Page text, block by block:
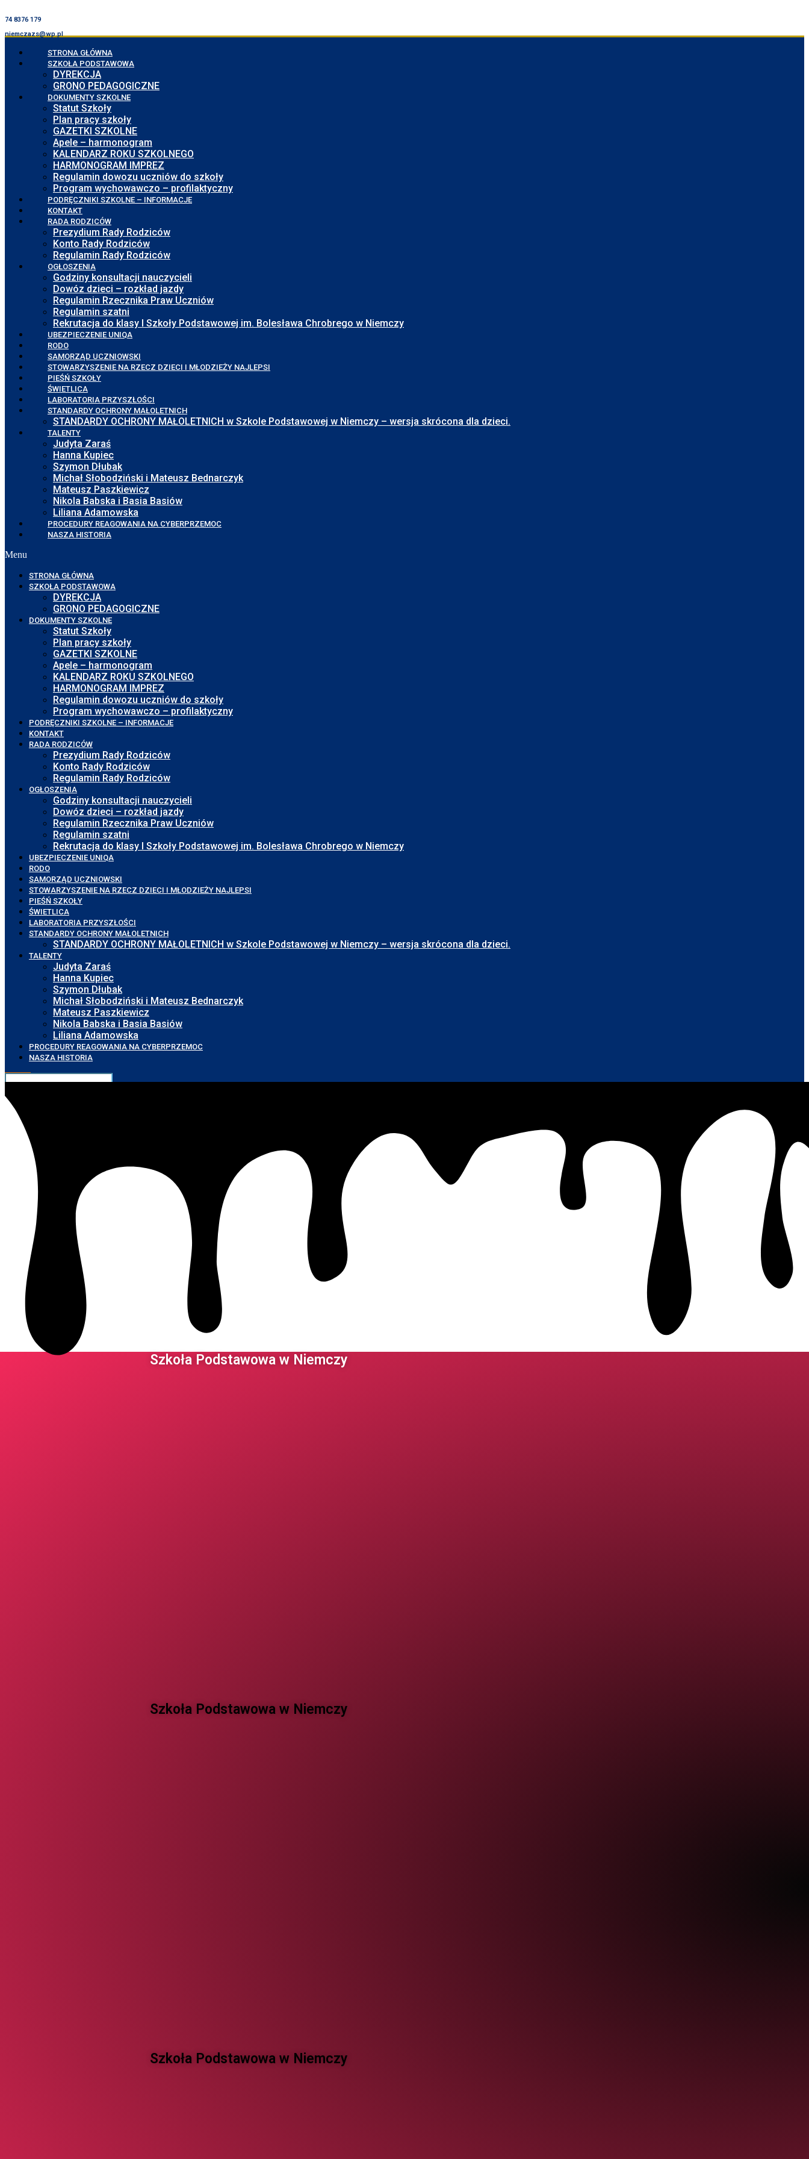
74 8376 179
niemczazs@wp.pl
STRONA GŁÓWNA
SZKOŁA PODSTAWOWA
DYREKCJA
GRONO PEDAGOGICZNE
DOKUMENTY SZKOLNE
Statut Szkoły
Plan pracy szkoły
GAZETKI SZKOLNE
Apele – harmonogram
KALENDARZ ROKU SZKOLNEGO
HARMONOGRAM IMPREZ
Regulamin dowozu uczniów do szkoły
Program wychowawczo – profilaktyczny
PODRĘCZNIKI SZKOLNE – INFORMACJE
KONTAKT
RADA RODZICÓW
Prezydium Rady Rodziców
Konto Rady Rodziców
Regulamin Rady Rodziców
OGŁOSZENIA
Godziny konsultacji nauczycieli
Dowóz dzieci – rozkład jazdy
Regulamin Rzecznika Praw Uczniów
Regulamin szatni
Rekrutacja do klasy I Szkoły Podstawowej im. Bolesława Chrobrego w Niemczy
UBEZPIECZENIE UNIQA
RODO
SAMORZĄD UCZNIOWSKI
STOWARZYSZENIE NA RZECZ DZIECI I MŁODZIEŻY NAJLEPSI
PIEŚŃ SZKOŁY
ŚWIETLICA
LABORATORIA PRZYSZŁOŚCI
STANDARDY OCHRONY MAŁOLETNICH
STANDARDY OCHRONY MAŁOLETNICH w Szkole Podstawowej w Niemczy – wersja skrócona dla dzieci.
TALENTY
Judyta Zaraś
Hanna Kupiec
Szymon Dłubak
Michał Słobodziński i Mateusz Bednarczyk
Mateusz Paszkiewicz
Nikola Babska i Basia Basiów
Liliana Adamowska
PROCEDURY REAGOWANIA NA CYBERPRZEMOC
NASZA HISTORIA
Menu
STRONA GŁÓWNA
SZKOŁA PODSTAWOWA
DYREKCJA
GRONO PEDAGOGICZNE
DOKUMENTY SZKOLNE
Statut Szkoły
Plan pracy szkoły
GAZETKI SZKOLNE
Apele – harmonogram
KALENDARZ ROKU SZKOLNEGO
HARMONOGRAM IMPREZ
Regulamin dowozu uczniów do szkoły
Program wychowawczo – profilaktyczny
PODRĘCZNIKI SZKOLNE – INFORMACJE
KONTAKT
RADA RODZICÓW
Prezydium Rady Rodziców
Konto Rady Rodziców
Regulamin Rady Rodziców
OGŁOSZENIA
Godziny konsultacji nauczycieli
Dowóz dzieci – rozkład jazdy
Regulamin Rzecznika Praw Uczniów
Regulamin szatni
Rekrutacja do klasy I Szkoły Podstawowej im. Bolesława Chrobrego w Niemczy
UBEZPIECZENIE UNIQA
RODO
SAMORZĄD UCZNIOWSKI
STOWARZYSZENIE NA RZECZ DZIECI I MŁODZIEŻY NAJLEPSI
PIEŚŃ SZKOŁY
ŚWIETLICA
LABORATORIA PRZYSZŁOŚCI
STANDARDY OCHRONY MAŁOLETNICH
STANDARDY OCHRONY MAŁOLETNICH w Szkole Podstawowej w Niemczy – wersja skrócona dla dzieci.
TALENTY
Judyta Zaraś
Hanna Kupiec
Szymon Dłubak
Michał Słobodziński i Mateusz Bednarczyk
Mateusz Paszkiewicz
Nikola Babska i Basia Basiów
Liliana Adamowska
PROCEDURY REAGOWANIA NA CYBERPRZEMOC
NASZA HISTORIA
Szkoła Podstawowa w Niemczy ​
Szkoła Podstawowa w Niemczy ​
Szkoła Podstawowa w Niemczy ​